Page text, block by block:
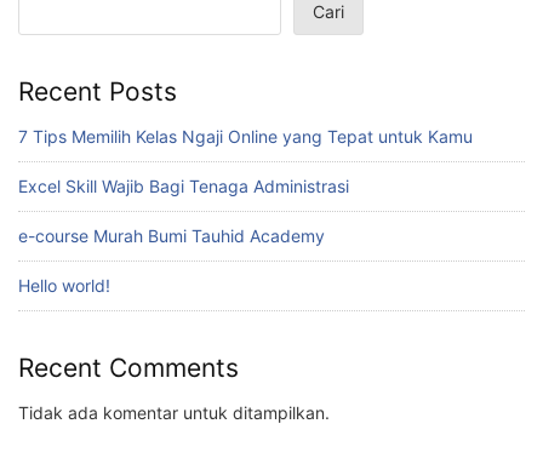
Cari
Recent Posts
7 Tips Memilih Kelas Ngaji Online yang Tepat untuk Kamu
Excel Skill Wajib Bagi Tenaga Administrasi
e-course Murah Bumi Tauhid Academy
Hello world!
Recent Comments
Tidak ada komentar untuk ditampilkan.